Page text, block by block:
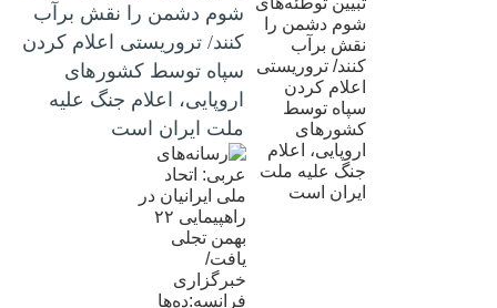
شوم دشمن را نقش برآب
کنند/ تروریستی اعلام کردن
سپاه توسط کشورهای
اروپایی، اعلام جنگ علیه
ملت ایران است